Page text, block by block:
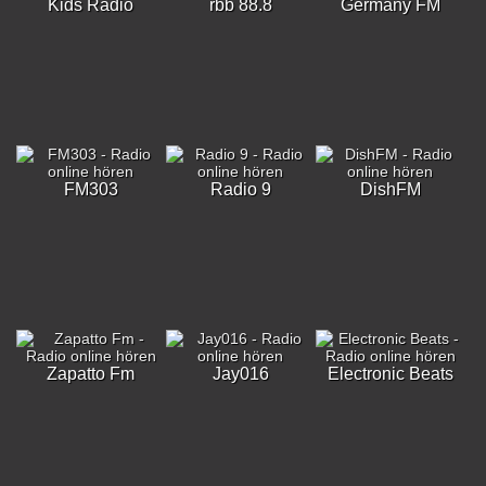
Kids Radio rbb 88.8 Germany FM
FM303 Radio 9 DishFM
Zapatto Fm Jay016 Electronic Beats